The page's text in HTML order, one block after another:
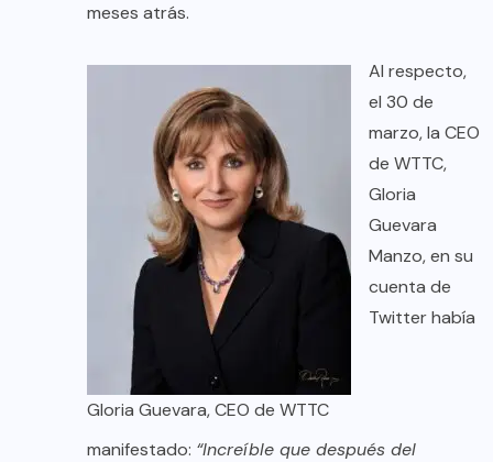
meses atrás.
Gloria Guevara, CEO de WTTC
Al respecto,
el 30 de
marzo, la CEO
de WTTC,
Gloria
Guevara
Manzo, en su
cuenta de
Twitter había
manifestado: “Increíble que después del